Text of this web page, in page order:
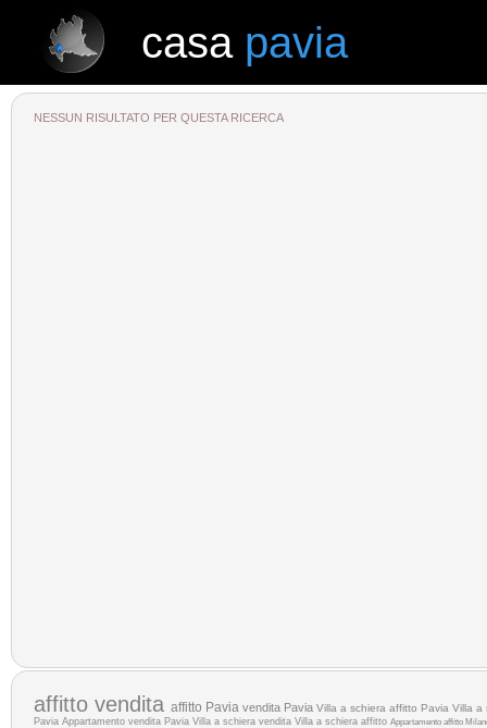
casa pavia
NESSUN RISULTATO PER QUESTA RICERCA
affitto vendita affitto Pavia vendita Pavia Villa a schiera affitto Pavia Villa a
Pavia Appartamento vendita Pavia Villa a schiera vendita Villa a schiera affitto Appartamento affitto
pavia